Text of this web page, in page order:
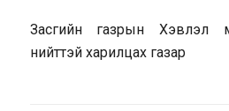
Засгийн газрын Хэвлэл
нийттэй харилцах газар